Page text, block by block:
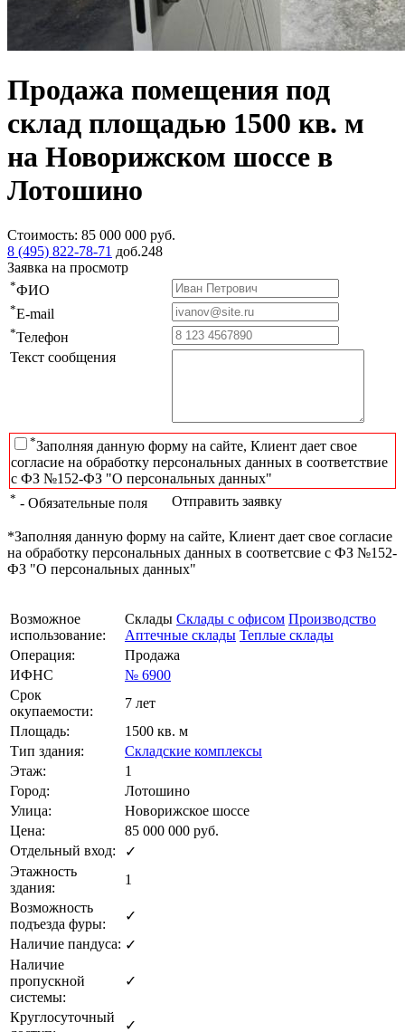
Продажа помещения под
склад площадью 1500 кв. м
на Новорижском шоссе в
Лотошино
Стоимость: 85 000 000 руб.
8 (495) 822-78-71 доб.248
Заявка на просмотр
*ФИО
*E-mail
*Телефон
Текст сообщения
*Заполняя данную форму на сайте, Клиент дает свое
согласие на обработку персональных данных в соответствие
с ФЗ №152-ФЗ "О персональных данных"
* - Обязательные поля Отправить заявку
*Заполняя данную форму на сайте, Клиент дает свое согласие
на обработку персональных данных в соответсвие с ФЗ №152-
ФЗ "О персональных данных"
Возможное
использование:
Склады Склады с офисом Производство
Аптечные склады Теплые склады
Операция:
Продажа
ИФНС
№ 6900
Срок
окупаемости:
7 лет
Площадь:
1500 кв. м
Тип здания:
Складские комплексы
Этаж:
1
Город:
Лотошино
Улица:
Новорижское шоссе
Цена:
85 000 000 руб.
Отдельный вход:
✓
Этажность
здания:
1
Возможность
подъезда фуры:
✓
Наличие пандуса: ✓
Наличие
пропускной
системы:
✓
Круглосуточный
✓